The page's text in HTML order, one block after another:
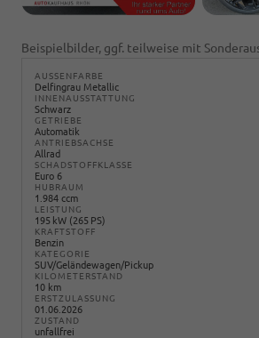
Beispielbilder, ggf. teilweise mit
AUSSENFARBE
Delfingrau Metallic
INNENAUSSTATTUNG
Schwarz
GETRIEBE
Automatik
ANTRIEBSACHSE
Allrad
SCHADSTOFFKLASSE
Euro 6
HUBRAUM
1.984 ccm
LEISTUNG
195 kW (265 PS)
KRAFTSTOFF
Benzin
KATEGORIE
SUV/Geländewagen/Pickup
KILOMETERSTAND
10 km
ERSTZULASSUNG
01.06.2026
ZUSTAND
unfallfrei